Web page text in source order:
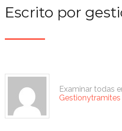
Escrito por
Examinar todas
Gestionytramites